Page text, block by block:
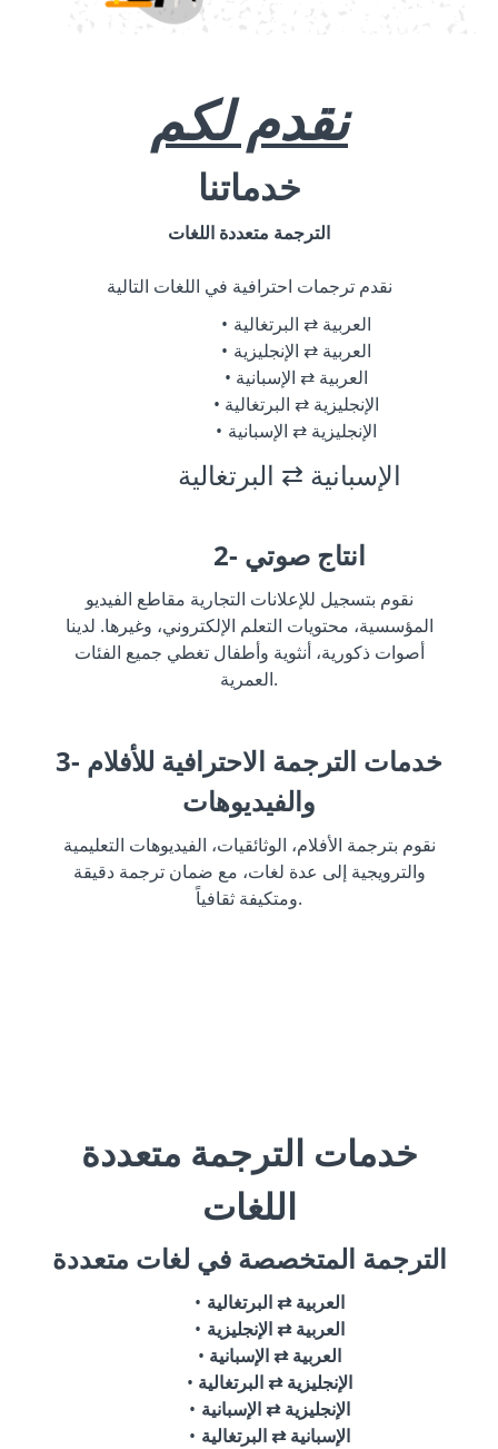
نقدم لكم
خدماتنا
الترجمة متعددة اللغات
نقدم ترجمات احترافية في اللغات التالية
العربية ⇄ البرتغالية
العربية ⇄ الإنجليزية
العربية ⇄ الإسبانية
الإنجليزية ⇄ البرتغالية
الإنجليزية ⇄ الإسبانية
الإسبانية ⇄ البرتغالية
2- انتاج صوتي
نقوم بتسجيل للإعلانات التجارية مقاطع الفيديو
المؤسسية، محتويات التعلم الإلكتروني، وغيرها. لدينا
أصوات ذكورية، أنثوية وأطفال تغطي جميع الفئات
العمرية.
3- خدمات الترجمة الاحترافية للأفلام
والفيديوهات
نقوم بترجمة الأفلام، الوثائقيات، الفيديوهات التعليمية
والترويجية إلى عدة لغات، مع ضمان ترجمة دقيقة
ومتكيفة ثقافياً.
خدمات الترجمة متعددة
اللغات
الترجمة المتخصصة في لغات متعددة
العربية ⇄ البرتغالية
العربية ⇄ الإنجليزية
العربية ⇄ الإسبانية
الإنجليزية ⇄ البرتغالية
الإنجليزية ⇄ الإسبانية
الإسبانية ⇄ البرتغالية